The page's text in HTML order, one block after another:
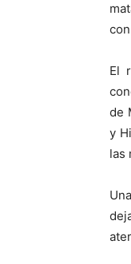
El
de
y
las